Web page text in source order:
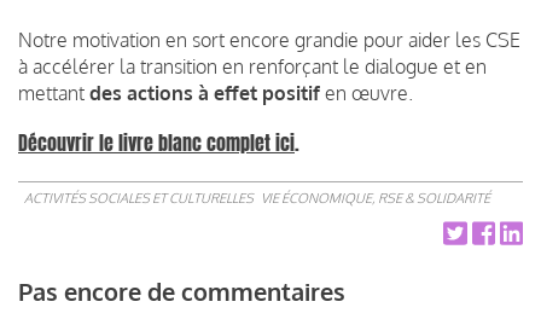
Notre motivation en sort encore grandie pour aider les CSE
à accélérer la transition en renforçant le dialogue et en
mettant des actions à effet positif en œuvre.
Découvrir le livre blanc complet ici.
ACTIVITÉS SOCIALES ET CULTURELLES VIE ÉCONOMIQUE, RSE & SOLIDARITÉ
Pas encore de commentaires